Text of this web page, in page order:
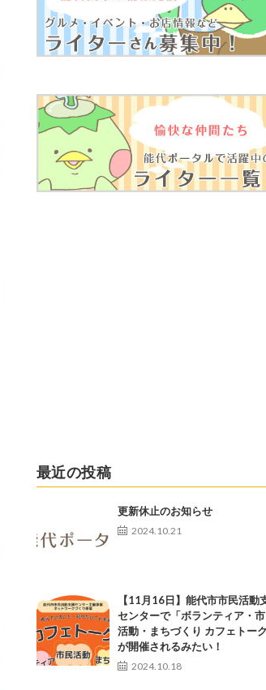
最近の投稿
更新休止のお知らせ
2024.10.21
【11月16日】能代市市民活動
センターで「ボランティア・
活動・まちづくり カフェトーク
が開催されるみたい！
2024.10.18